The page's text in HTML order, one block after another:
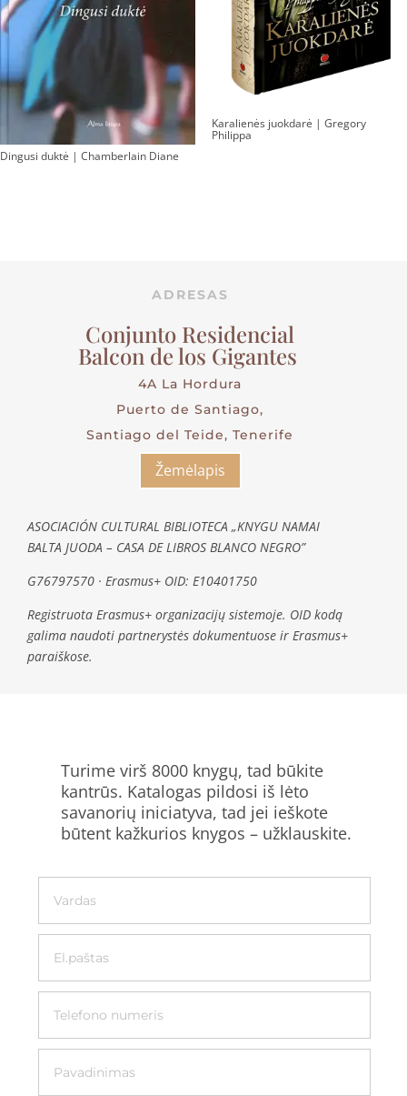
Dingusi duktė | Chamberlain Diane
Karalienės juokdarė | Gregory
Philippa
ADRESAS
Conjunto Residencial
Balcon de los Gigantes
4A La Hordura
Puerto de Santiago,
Santiago del Teide, Tenerife
Žemėlapis
ASOCIACIÓN CULTURAL BIBLIOTECA „KNYGU NAMAI
BALTA JUODA – CASA DE LIBROS BLANCO NEGRO”
G76797570 · Erasmus+ OID: E10401750
Registruota Erasmus+ organizacijų sistemoje. OID kodą
galima naudoti partnerystės dokumentuose ir Erasmus+
paraiškose.
Turime virš 8000 knygų, tad būkite
kantrūs. Katalogas pildosi iš lėto
savanorių iniciatyva, tad jei ieškote
būtent kažkurios knygos – užklauskite.